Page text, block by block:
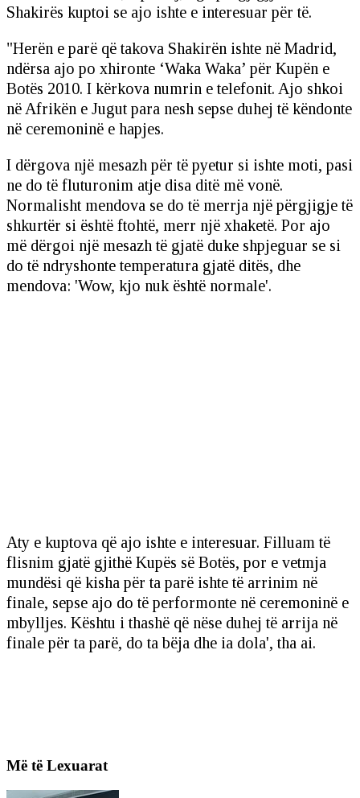
Shakirës kuptoi se ajo ishte e interesuar për të.
"Herën e parë që takova Shakirën ishte në Madrid,
ndërsa ajo po xhironte ‘Waka Waka’ për Kupën e
Botës 2010. I kërkova numrin e telefonit. Ajo shkoi
në Afrikën e Jugut para nesh sepse duhej të këndonte
në ceremoninë e hapjes.
I dërgova një mesazh për të pyetur si ishte moti, pasi
ne do të fluturonim atje disa ditë më vonë.
Normalisht mendova se do të merrja një përgjigje të
shkurtër si është ftohtë, merr një xhaketë. Por ajo
më dërgoi një mesazh të gjatë duke shpjeguar se si
do të ndryshonte temperatura gjatë ditës, dhe
mendova: 'Wow, kjo nuk është normale'.
Aty e kuptova që ajo ishte e interesuar. Filluam të
flisnim gjatë gjithë Kupës së Botës, por e vetmja
mundësi që kisha për ta parë ishte të arrinim në
finale, sepse ajo do të performonte në ceremoninë e
mbylljes. Kështu i thashë që nëse duhej të arrija në
finale për ta parë, do ta bëja dhe ia dola', tha ai.
Më të Lexuarat